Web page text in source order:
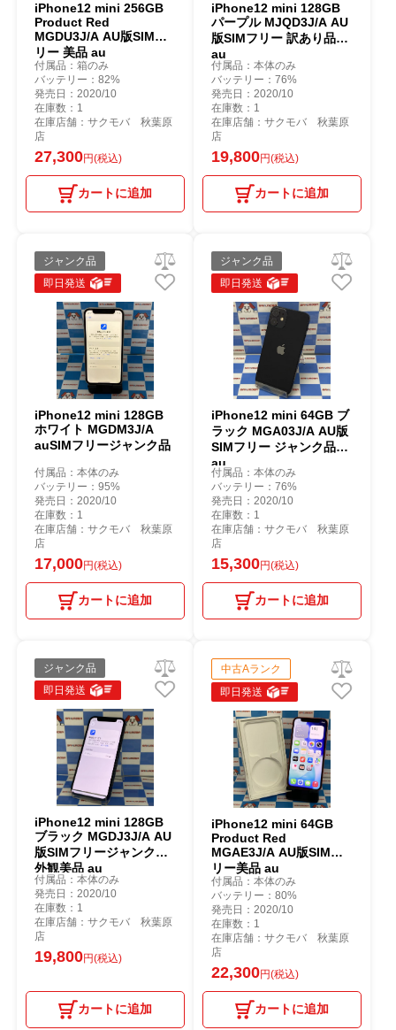
iPhone12 mini 256GB
Product Red
MGDU3J/A AU版SIMフ
リー 美品 au
付属品：箱のみ
バッテリー：82%
発売日：2020/10
在庫数：1
在庫店舗：サクモバ 秋葉原
店
27,300円(税込)
カートに追加
iPhone12 mini 128GB
パープル MJQD3J/A AU
版SIMフリー 訳あり品
au
付属品：本体のみ
バッテリー：76%
発売日：2020/10
在庫数：1
在庫店舗：サクモバ 秋葉原
店
19,800円(税込)
カートに追加
ジャンク品
即日発送
iPhone12 mini 128GB
ホワイト MGDM3J/A
auSIMフリージャンク品
付属品：本体のみ
バッテリー：95%
発売日：2020/10
在庫数：1
在庫店舗：サクモバ 秋葉原
店
17,000円(税込)
カートに追加
ジャンク品
即日発送
iPhone12 mini 64GB ブ
ラック MGA03J/A AU版
SIMフリー ジャンク品
au
付属品：本体のみ
バッテリー：76%
発売日：2020/10
在庫数：1
在庫店舗：サクモバ 秋葉原
店
15,300円(税込)
カートに追加
ジャンク品
即日発送
iPhone12 mini 128GB
ブラック MGDJ3J/A AU
版SIMフリージャンク品
外観美品 au
付属品：本体のみ
発売日：2020/10
在庫数：1
在庫店舗：サクモバ 秋葉原
店
19,800円(税込)
カートに追加
中古Aランク
即日発送
iPhone12 mini 64GB
Product Red
MGAE3J/A AU版SIMフ
リー美品 au
付属品：本体のみ
バッテリー：80%
発売日：2020/10
在庫数：1
在庫店舗：サクモバ 秋葉原
店
22,300円(税込)
カートに追加